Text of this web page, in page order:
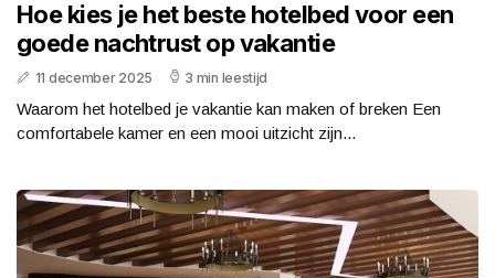
Hoe kies je het beste hotelbed voor een
goede nachtrust op vakantie
11 december 2025 3 min leestijd
Waarom het hotelbed je vakantie kan maken of breken Een
comfortabele kamer en een mooi uitzicht zijn...